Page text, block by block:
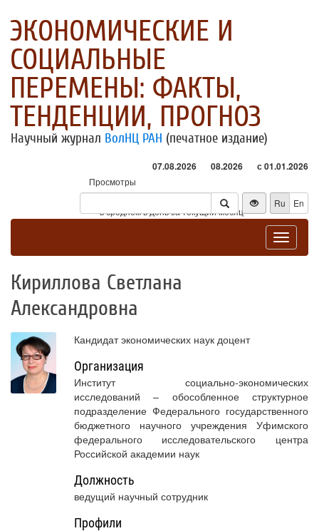
ЭКОНОМИЧЕСКИЕ И
СОЦИАЛЬНЫЕ
ПЕРЕМЕНЫ: ФАКТЫ,
ТЕНДЕНЦИИ, ПРОГНОЗ
Научный журнал ВолНЦ РАН (печатное издание)
07.08.2026 08.2026 с 01.01.2026
Просмотры
Посетители
* - в среднем в день за текущий месяц
Ru En
Toggle
Кириллова Светлана
Александровна
Кандидат экономических наук доцент
Организация
Институт социально-экономических
исследований – обособленное структурное
подразделение Федерального государственного
бюджетного научного учреждения Уфимского
федерального исследовательского центра
Российской академии наук
Должность
ведущий научный сотрудник
Профили